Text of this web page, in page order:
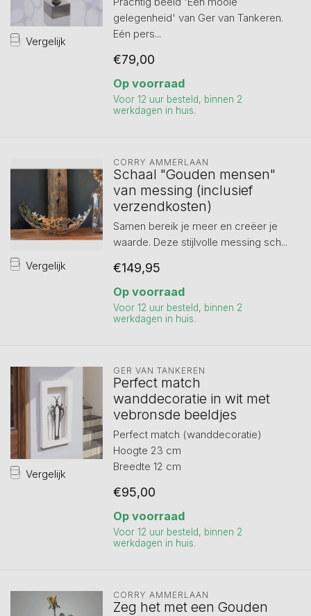
Vergelijk
gelegenheid' van Ger van Tankeren.
Eén pers...
€79,00
Op voorraad
Voor 12 uur besteld, binnen 2
werkdagen in huis.
Vergelijk
CORRY AMMERLAAN
Schaal "Gouden mensen"
van messing (inclusief
verzendkosten)
Samen bereik je meer en creëer je
waarde. Deze stijlvolle messing sch...
€149,95
Op voorraad
Voor 12 uur besteld, binnen 2
werkdagen in huis.
Vergelijk
GER VAN TANKEREN
Perfect match
wanddecoratie in wit met
vebronsde beeldjes
Perfect match (wanddecoratie)
Hoogte 23 cm
Breedte 12 cm
€95,00
Op voorraad
Voor 12 uur besteld, binnen 2
werkdagen in huis.
CORRY AMMERLAAN
Zeg het met een Gouden